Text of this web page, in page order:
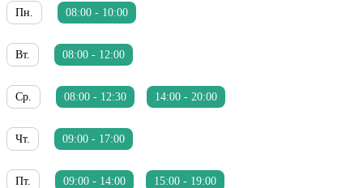
Пн. 08:00 - 10:00
Вт. 08:00 - 12:00
Ср. 08:00 - 12:30 14:00 - 20:00
Чт. 09:00 - 17:00
Пт. 09:00 - 14:00 15:00 - 19:00